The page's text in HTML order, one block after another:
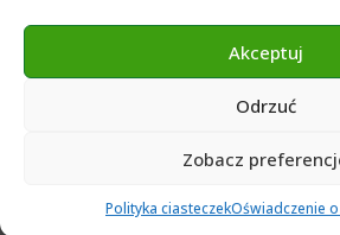
Akceptuj
Odrzuć
Zobacz
Polityka ciasteczekOświadczenie
Polityka Cookies
Formularz zamówienia wstępnego
Biblioteka SIS 2025
Menu